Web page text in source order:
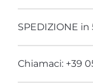
SPEDIZIONE
Chiamaci: +39